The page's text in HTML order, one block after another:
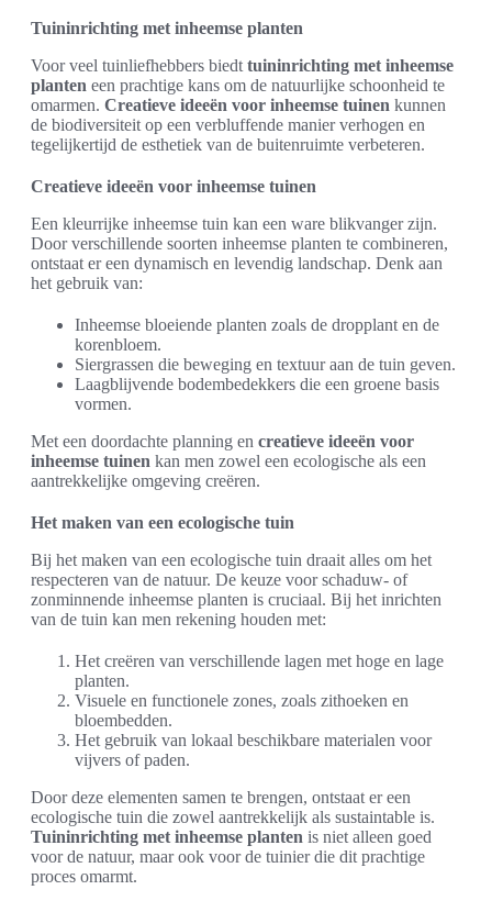
Tuininrichting met inheemse planten
Voor veel tuinliefhebbers biedt tuininrichting met inheemse
planten een prachtige kans om de natuurlijke schoonheid te
omarmen. Creatieve ideeën voor inheemse tuinen kunnen
de biodiversiteit op een verbluffende manier verhogen en
tegelijkertijd de esthetiek van de buitenruimte verbeteren.
Creatieve ideeën voor inheemse tuinen
Een kleurrijke inheemse tuin kan een ware blikvanger zijn.
Door verschillende soorten inheemse planten te combineren,
ontstaat er een dynamisch en levendig landschap. Denk aan
het gebruik van:
Inheemse bloeiende planten zoals de dropplant en de
korenbloem.
Siergrassen die beweging en textuur aan de tuin geven.
Laagblijvende bodembedekkers die een groene basis
vormen.
Met een doordachte planning en creatieve ideeën voor
inheemse tuinen kan men zowel een ecologische als een
aantrekkelijke omgeving creëren.
Het maken van een ecologische tuin
Bij het maken van een ecologische tuin draait alles om het
respecteren van de natuur. De keuze voor schaduw- of
zonminnende inheemse planten is cruciaal. Bij het inrichten
van de tuin kan men rekening houden met:
Het creëren van verschillende lagen met hoge en lage
planten.
Visuele en functionele zones, zoals zithoeken en
bloembedden.
Het gebruik van lokaal beschikbare materialen voor
vijvers of paden.
Door deze elementen samen te brengen, ontstaat er een
ecologische tuin die zowel aantrekkelijk als sustaintable is.
Tuininrichting met inheemse planten is niet alleen goed
voor de natuur, maar ook voor de tuinier die dit prachtige
proces omarmt.